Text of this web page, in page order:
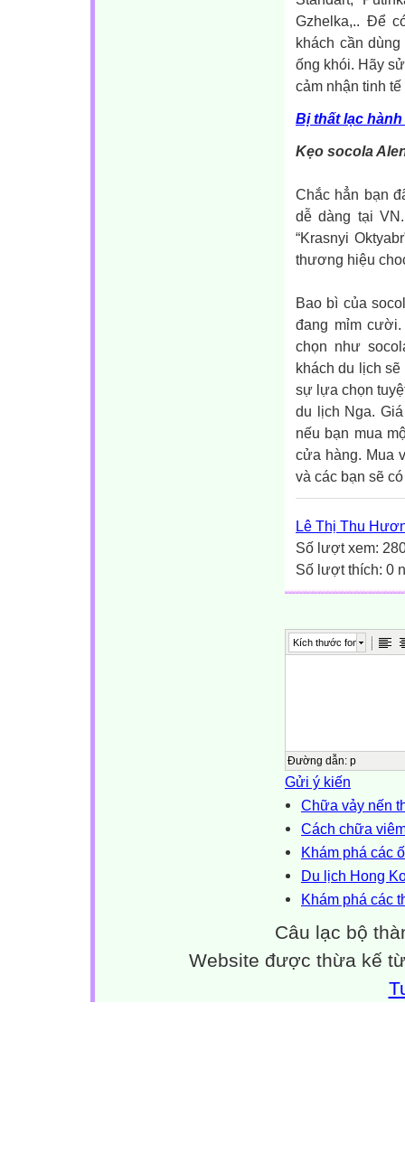
Gzhelka,.. Để
khách cần
ống khói. Hãy
cảm nhận tinh tế
Bị thất lạc
Kẹo socola
Chắc hẳn bạn
dễ dàng tại
“Krasnyi
thương hiệu
Bao bì của
đang mỉm
chọn như
khách du lịch
sự lựa chọn
du lịch Nga.
nếu bạn mua
cửa hàng. Mua
và các bạn sẽ
Lê Thị Thu
Số lượt xem:
Số lượt thích: 0
Kích thước font
Đường dẫn: p
Gửi ý kiến
Chữa vảy nến
Cách chữa
Khám phá các
Du lịch Hong
Khám phá các
Câu lạc bộ
Website được thừa kế